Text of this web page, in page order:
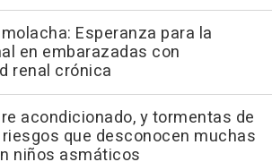
Esperanza para la
en embarazadas con
renal crónica
acondicionado, y tormentas de
que desconocen muchas
niños asmáticos